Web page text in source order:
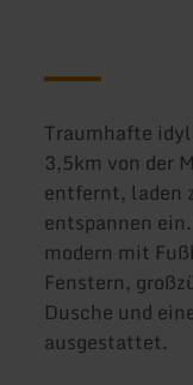
Traumhafte
3,5km von der
entfernt, laden
entspannen
modern mit
Fenstern,
Dusche und
ausgestattet.